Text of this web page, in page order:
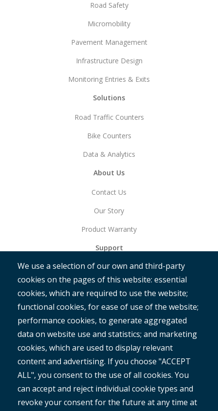
We use a selection of our own and third-party
cookies on the pages of this website: essential
cookies, which are required to use the website;
functional cookies, for ease of use of the website;
performance cookies, to generate aggregated
data on website use and statistics; and marketing
cookies, which are used to display relevant
content and advertising. If you choose "ACCEPT
ALL", you consent to the use of all cookies. You
can accept and reject individual cookie types and
revoke your consent for the future at any time at
Road Safety
Micromobility
Pavement Management
Infrastructure Design
Monitoring Entries & Exits
Solutions
Road Traffic Counters
Bike Counters
Data & Analytics
About Us
Contact Us
Our Story
Product Warranty
Support
Get Started
RAMM
ROMAN
Copyright© 2025 MetroCount®. All rights reserved.